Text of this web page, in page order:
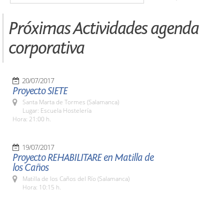
Próximas Actividades agenda
corporativa
20/07/2017
Proyecto SIETE
Santa Marta de Tormes (Salamanca)
Lugar: Escuela Hostelería
Hora: 21:00 h.
19/07/2017
Proyecto REHABILITARE en Matilla de
los Caños
Matilla de los Caños del Río (Salamanca)
Hora: 10:15 h.